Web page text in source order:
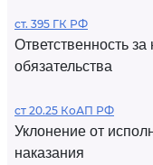
ст. 395 ГК РФ
Ответственность
обязательства
ст 20.25 КоАП РФ
Уклонение от
наказания